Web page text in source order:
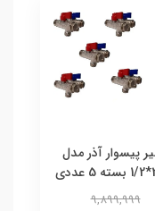
پیسوار آذر مدل
9,899,999